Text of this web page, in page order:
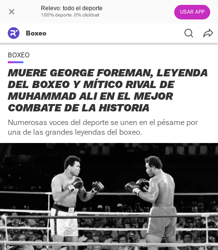
Relevo: todo el deporte
100% deporte. 0% clickbait USAR APP
Boxeo
BOXEO
MUERE GEORGE FOREMAN, LEYENDA
DEL BOXEO Y MÍTICO RIVAL DE
MUHAMMAD ALI EN EL MEJOR
COMBATE DE LA HISTORIA
Numerosas voces del deporte se unen en el pésame por
una de las grandes leyendas del boxeo.